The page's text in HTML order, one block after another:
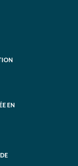
EN